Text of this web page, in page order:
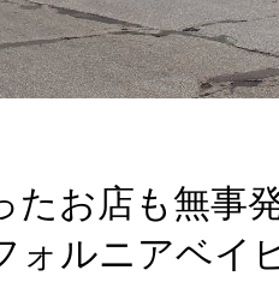
お店も無事
ォルニアベ